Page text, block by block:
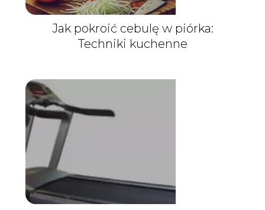
Jak pokroić cebulę w piórka:
Techniki kuchenne